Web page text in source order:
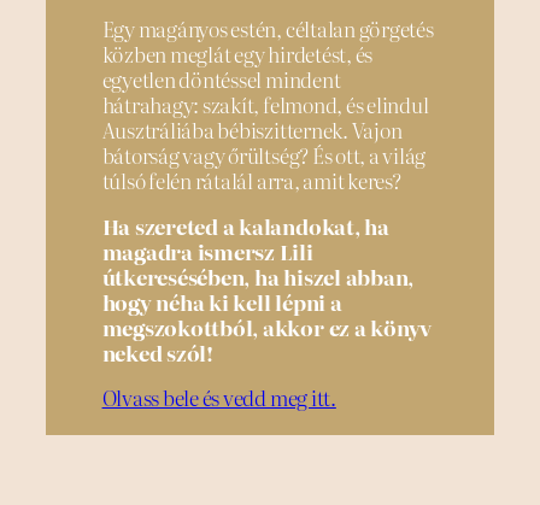
Egy magányos estén, céltalan görgetés
közben meglát egy hirdetést, és
egyetlen döntéssel mindent
hátrahagy: szakít, felmond, és elindul
Ausztráliába bébiszitternek. Vajon
bátorság vagy őrültség? És ott, a világ
túlsó felén rátalál arra, amit keres?
Ha szereted a kalandokat, ha
magadra ismersz Lili
útkeresésében, ha hiszel abban,
hogy néha ki kell lépni a
megszokottból, akkor ez a könyv
neked szól!
Olvass bele és vedd meg itt.